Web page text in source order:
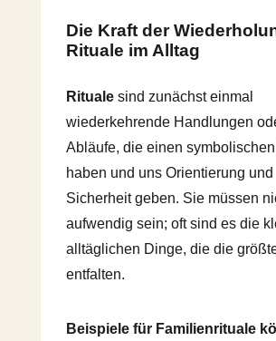
Die Kraft der
Rituale im Alltag
Rituale sind zunächst einmal
wiederkehrende Handlungen
Abläufe, die einen
haben und uns Orientierung und
Sicherheit geben. Sie müssen
aufwendig sein; oft sind es die
alltäglichen Dinge, die die
entfalten.
Beispiele für Familienrituale